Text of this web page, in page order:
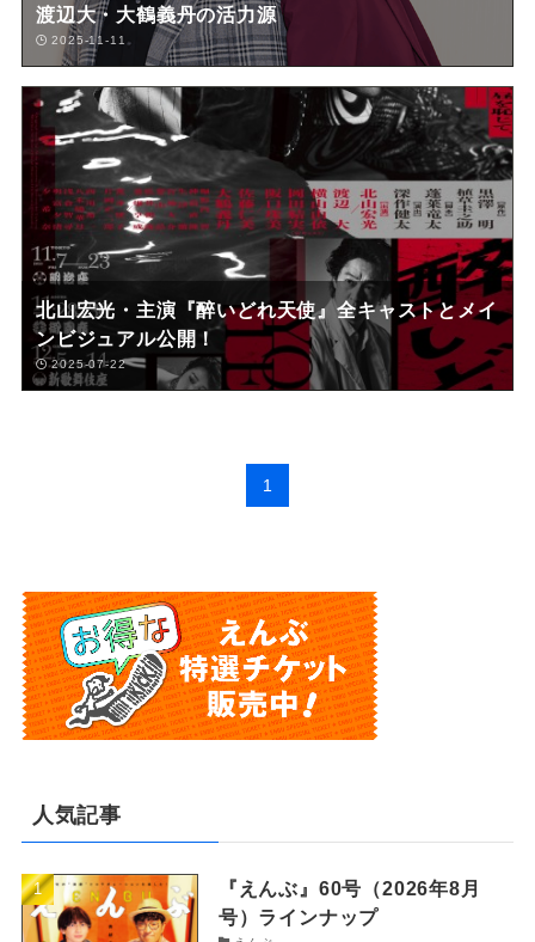
渡辺大・大鶴義丹の活力源
2025-11-11
北山宏光・主演『醉いどれ天使』全キャストとメイ
ンビジュアル公開！
2025-07-22
1
人気記事
『えんぶ』60号（2026年8月
号）ラインナップ